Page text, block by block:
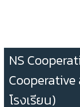
NS
โรงเรียน)